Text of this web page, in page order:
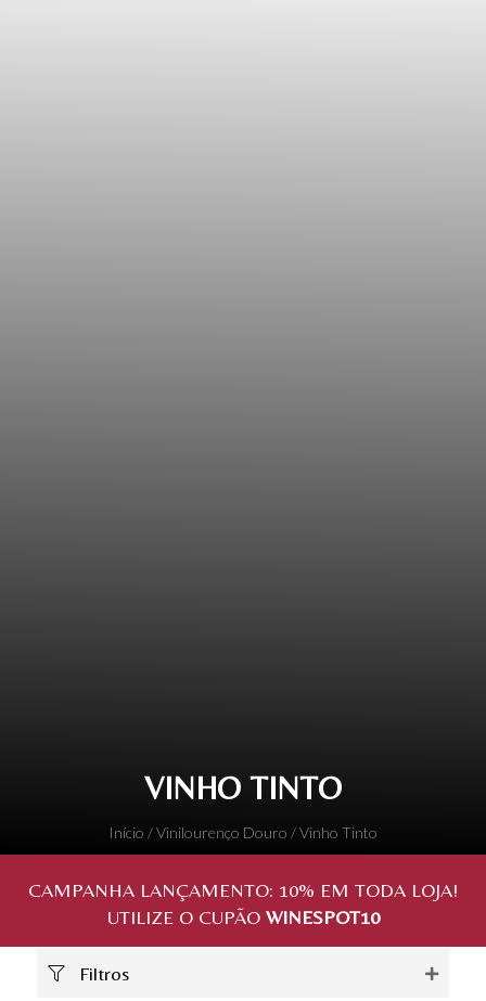
VINHO TINTO
Início /Vinilourenço Douro / Vinho Tinto
CAMPANHA LANÇAMENTO: 10% EM TODA LOJA!
UTILIZE O CUPÃO WINESPOT10
Filtros